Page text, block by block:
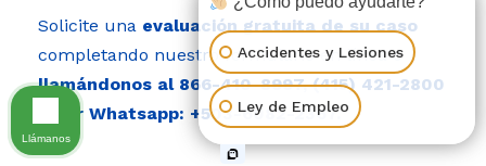
Solicite una evaluación gratuita de su caso
completando nuestro formulario en línea o
llamándonos al 866-410-8997,(415) 421-2800
o por Whatsapp: +503-6082-2367.
Accidentes y Lesiones
Ley de Empleo
Llámanos